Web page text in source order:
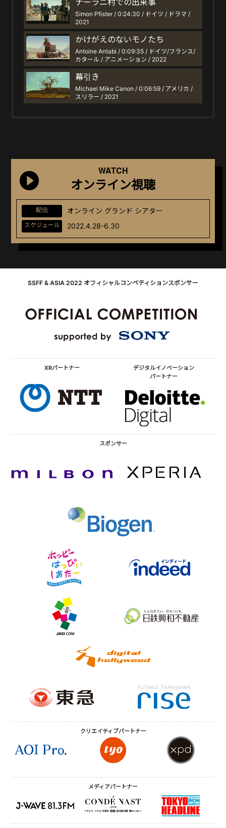
Simon Pfister / 0:24:30 / ドイツ / ドラマ /
2021
かけがえのないモノたち
Antoine Antabi / 0:09:35 / ドイツ/フランス/
カタール / アニメーション / 2022
幕引き
Michael Mike Canon / 0:06:59 / アメリカ /
スリラー / 2021
WATCH
オンライン視聴
配信 オンライン グランド シアター
スケジュール 2022.4.28-6.30
SSFF & ASIA 2022 オフィシャルコンペティションスポンサー
XRパートナー
デジタルイノベーション
パートナー
スポンサー
クリエイティブパートナー
メディアパートナー